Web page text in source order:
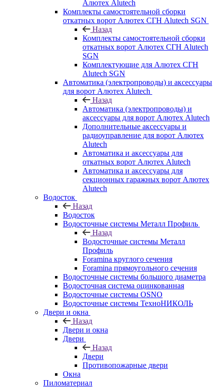
Алютех Alutech
Комплекты самостоятельной сборки
откатных ворот Алютех СГН Alutech SGN
Назад
Комплекты самостоятельной сборки
откатных ворот Алютех СГН Alutech
SGN
Комплектующие для Алютех СГН
Alutech SGN
Автоматика (электропроводы) и аксессуары
для ворот Алютех Alutech
Назад
Автоматика (электропроводы) и
аксессуары для ворот Алютех Alutech
Дополнительные аксессуары и
радиоуправление для ворот Алютех
Alutech
Автоматика и аксессуары для
откатных ворот Алютех Alutech
Автоматика и аксессуары для
секционных гаражных ворот Алютех
Alutech
Водосток
Назад
Водосток
Водосточные системы Металл Профиль
Назад
Водосточные системы Металл
Профиль
Foramina круглого сечения
Foramina прямоугольного сечения
Водосточные системы большого диаметра
Водосточная система оцинкованная
Водосточные системы OSNO
Водосточные системы ТехноНИКОЛЬ
Двери и окна
Назад
Двери и окна
Двери
Назад
Двери
Противопожарные двери
Окна
Пиломатериал